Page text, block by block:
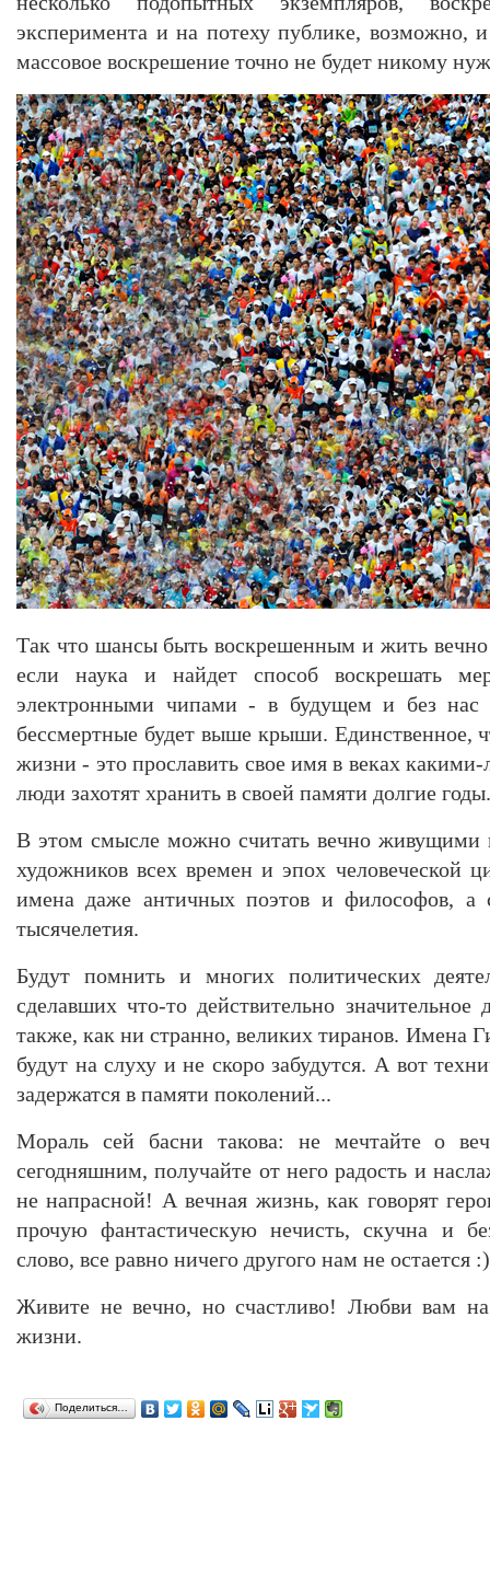
эксперимента и на потеху публике, возможно,
массовое воскрешение точно не будет никому
Так что шансы быть воскрешенным и жить
если наука и найдет способ воскрешать
электронными чипами - в будущем и без нас
бессмертные будет выше крыши. Единственное,
жизни - это прославить свое имя в веках
люди захотят хранить в своей памяти долгие годы.
В этом смысле можно считать вечно живущими
художников всех времен и эпох человеческой
имена даже античных поэтов и философов,
тысячелетия.
Будут помнить и многих политических
сделавших что-то действительно
также, как ни странно, великих тиранов. Имена
будут на слуху и не скоро забудутся. А вот
задержатся в памяти поколений...
Мораль сей басни такова: не мечтайте о
сегодняшним, получайте от него радость и
не напрасной! А вечная жизнь, как говорят
прочую фантастическую нечисть, скучна и
слово, все равно ничего другого нам не остается :)
Живите не вечно, но счастливо! Любви вам
жизни.
Поделиться…